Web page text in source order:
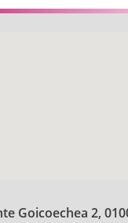
Goicoechea 2,